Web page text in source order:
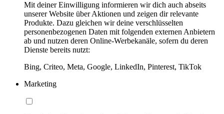
Mit deiner Einwilligung informieren wir dich auch abseits
unserer Website über Aktionen und zeigen dir relevante
Produkte. Dazu gleichen wir deine verschlüsselten
personenbezogenen Daten mit folgenden externen Anbietern
ab und nutzen deren Online-Werbekanäle, sofern du deren
Dienste bereits nutzt:
Bing, Criteo, Meta, Google, LinkedIn, Pinterest, TikTok
Marketing